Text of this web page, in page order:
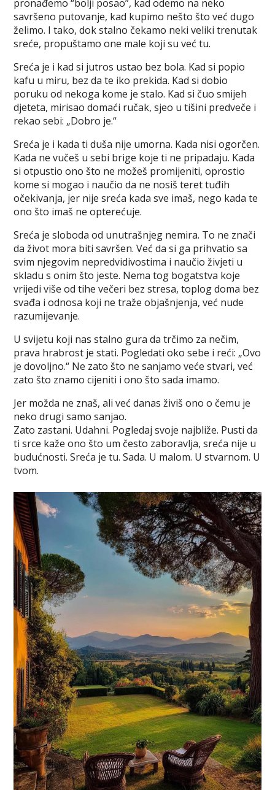
pronađemo “bolji posao”, kad odemo na neko
savršeno putovanje, kad kupimo nešto što već dugo
želimo. I tako, dok stalno čekamo neki veliki trenutak
sreće, propuštamo one male koji su već tu.
Sreća je i kad si jutros ustao bez bola. Kad si popio
kafu u miru, bez da te iko prekida. Kad si dobio
poruku od nekoga kome je stalo. Kad si čuo smijeh
djeteta, mirisao domaći ručak, sjeo u tišini predveče i
rekao sebi: „Dobro je.“
Sreća je i kada ti duša nije umorna. Kada nisi ogorčen.
Kada ne vučeš u sebi brige koje ti ne pripadaju. Kada
si otpustio ono što ne možeš promijeniti, oprostio
kome si mogao i naučio da ne nosiš teret tuđih
očekivanja, jer nije sreća kada sve imaš, nego kada te
ono što imaš ne opterećuje.
Sreća je sloboda od unutrašnjeg nemira. To ne znači
da život mora biti savršen. Već da si ga prihvatio sa
svim njegovim nepredvidivostima i naučio živjeti u
skladu s onim što jeste. Nema tog bogatstva koje
vrijedi više od tihe večeri bez stresa, toplog doma bez
svađa i odnosa koji ne traže objašnjenja, već nude
razumijevanje.
U svijetu koji nas stalno gura da trčimo za nečim,
prava hrabrost je stati. Pogledati oko sebe i reći: „Ovo
je dovoljno.“ Ne zato što ne sanjamo veće stvari, već
zato što znamo cijeniti i ono što sada imamo.
Jer možda ne znaš, ali već danas živiš ono o čemu je
neko drugi samo sanjao.
Zato zastani. Udahni. Pogledaj svoje najbliže. Pusti da
ti srce kaže ono što um često zaboravlja, sreća nije u
budućnosti. Sreća je tu. Sada. U malom. U stvarnom. U
tvom.